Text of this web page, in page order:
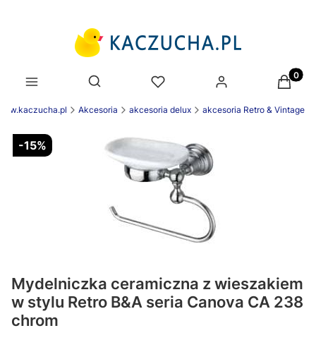
Otwórz wyszukiwarkę
Akcesoria akcesoria delux akcesoria Retro & Vintage
-15%
Mydelniczka ceramiczna z wieszakiem
w stylu Retro B&A seria Canova CA 238
chrom